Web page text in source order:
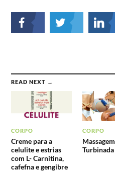
READ NEXT →
CORPO
Creme para a
celulite e estrias
com L- Carnitina,
cafefna e gengibre
CORPO
Massagem
Turbinada